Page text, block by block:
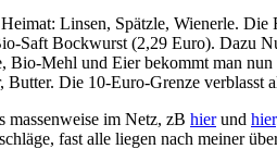
Linsen, Spätzle, Wienerle.
Saft Bockwurst (2,29 Euro).
Bio-Mehl und Eier bekommt man
Butter. Die 10-Euro-Grenze verblasst
im Netz, zB hierund hier
fast alle liegen nach meiner